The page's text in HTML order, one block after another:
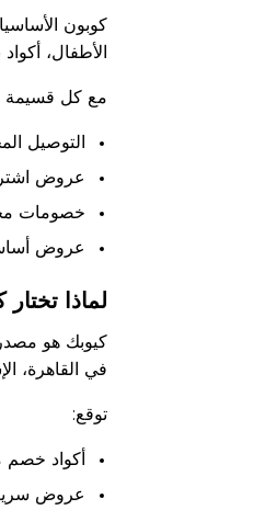
كوبون
الأطفال،
مع كل قسيمة
التوصيل
عروض اشتر 1 احصل على 1
خصومات
عروض
لماذا
كيوبك هو
في القاهرة،
توقع:
أكواد خصم
عروض